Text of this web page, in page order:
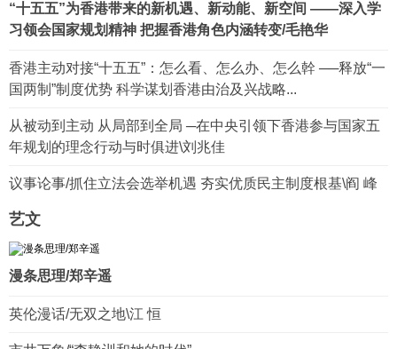
“十五五”为香港带来的新机遇、新动能、新空间 ——深入学
习领会国家规划精神 把握香港角色内涵转变/毛艳华
香港主动对接“十五五”：怎么看、怎么办、怎么幹 ──释放“一
国两制”制度优势 科学谋划香港由治及兴战略...
从被动到主动 从局部到全局 ─在中央引领下香港参与国家五
年规划的理念行动与时俱进\刘兆佳
议事论事/抓住立法会选举机遇 夯实优质民主制度根基\阎 峰
艺文
漫条思理/郑辛遥
英伦漫话/无双之地\江 恒